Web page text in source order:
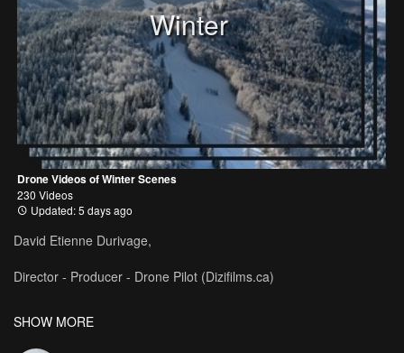
Winter
Drone Videos of Winter Scenes
230 Videos
Updated: 5 days ago
David Etienne Durivage,
Director - Producer - Drone Pilot (Dizifilms.ca)
TV producer, director and commercial drone pilot, David Etienne
Durivage is the founder of Dizifilms agency, pioneer in the
Canadian drones industry.
SHOW MORE